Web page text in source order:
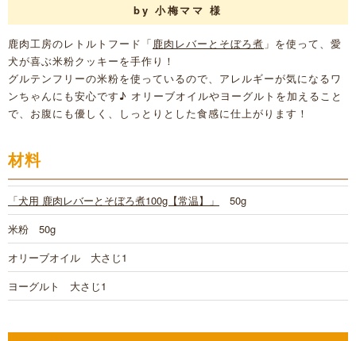
by 小梅ママ 様
鹿肉工房のレトルトフード「 鹿肉レバーとそぼろ煮 」を使って、愛
犬が喜ぶ米粉クッキーを手作り！
グルテンフリーの米粉を使っているので、アレルギーが気になるワ
ンちゃんにも安心です♪ オリーブオイルやヨーグルトを加えること
で、お腹にも優しく、しっとりとした食感に仕上がります！
材料
「犬用 鹿肉レバーとそぼろ煮100g【常温】」
50g
米粉 50g
オリーブオイル 大さじ1
ヨーグルト 大さじ1